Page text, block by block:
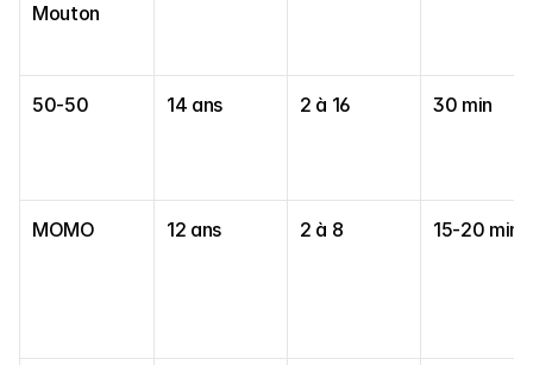
Mouton
50-50 14 ans 2 à 16 30 min
MOMO 12 ans 2 à 8 15-20 min